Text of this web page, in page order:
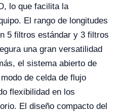
lo que facilita la
El rango de longitudes
5 filtros estándar y 3 filtros
una gran versatilidad
el sistema abierto de
de celda de flujo
flexibilidad en los
El diseño compacto del